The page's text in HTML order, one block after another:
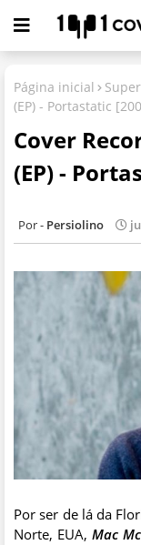
Página inicial
(EP) - Portastatic
Cover
(EP) -
Persiolino
Por ser de lá da
Norte, EUA, Mac